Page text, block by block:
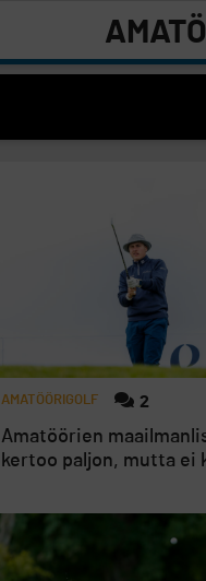
AMATÖÖRIGOLF 2
Amatöörien
kertoo paljon, mutta ei